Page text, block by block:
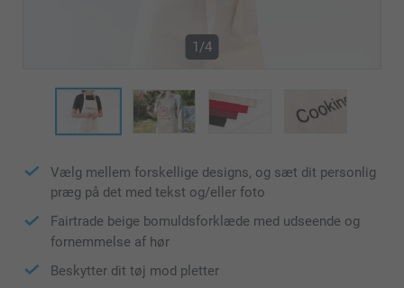
1/4
Vælg mellem forskellige designs, og sæt dit personlig
præg på det med tekst og/eller foto
Fairtrade beige bomuldsforklæde med udseende og
fornemmelse af hør
Beskytter dit tøj mod pletter